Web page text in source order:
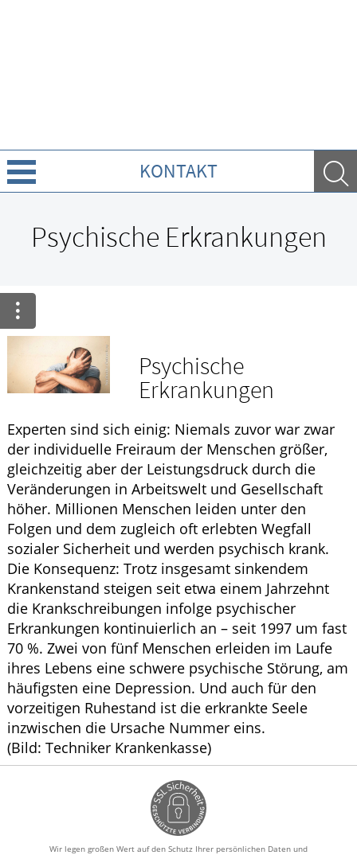
KONTAKT
Leistungen
Ratgeber
Krankheiten & Therapie
ELTERN UND KIND
Psychische Erkrankungen
Psychische
Erkrankungen
Experten sind sich einig: Niemals zuvor war zwar
der individuelle Freiraum der Menschen größer,
gleichzeitig aber der Leistungsdruck durch die
Veränderungen in Arbeitswelt und Gesellschaft
höher. Millionen Menschen leiden unter den
Folgen und dem zugleich oft erlebten Wegfall
sozialer Sicherheit und werden psychisch krank.
Die Konsequenz: Trotz insgesamt sinkendem
Krankenstand steigen seit etwa einem Jahrzehnt
die Krankschreibungen infolge psychischer
Erkrankungen kontinuierlich an – seit 1997 um fast
70 %. Zwei von fünf Menschen erleiden im Laufe
ihres Lebens eine schwere psychische Störung, am
häufigsten eine Depression. Und auch für den
vorzeitigen Ruhestand ist die erkrankte Seele
inzwischen die Ursache Nummer eins.
(Bild: Techniker Krankenkasse)
Wir legen großen Wert auf den Schutz Ihrer persönlichen Daten und